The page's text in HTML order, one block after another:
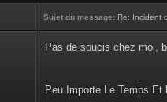
Sujet du message: Re: Incident
Pas de soucis chez moi,
Peu Importe Le Temps Et